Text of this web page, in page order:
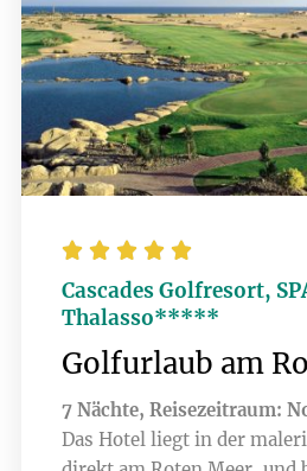
    
Cascades Golfresort,
Thalasso*****
Golfurlaub am
7 Nächte, Reisezeitraum:
Das Hotel liegt in der